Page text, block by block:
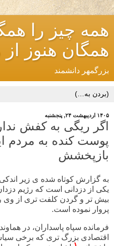
همه چیز را
همگان هنوز از
بزرگمهر دانشمند
۱۴۰۵ اردیبهشت ۲۴, پنجشنبه
اگر ریگی به کفش
پوست کنده به مردم
بازپخشش
به گزارش کوتاه شده ی زیر
یکی از دزدانی است که رژیم
بیش تر و گردن کلفت تری از وی
پروار نموده است.
فرمانده سپاه پاسداران، در
اقتصادی بزرگ تری که برخی